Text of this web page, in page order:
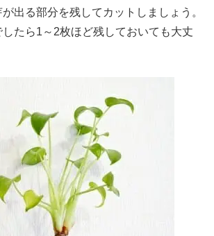
出る部分を残してカットしましょう。
たら1～2枚ほど残しておいても大丈